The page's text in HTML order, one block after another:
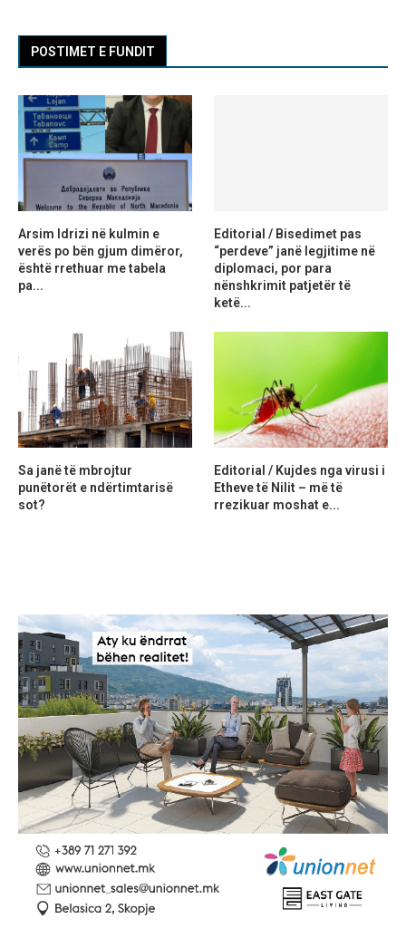
POSTIMET E FUNDIT
Arsim Idrizi në kulmin e
verës po bën gjum dimëror,
është rrethuar me tabela
pa...
Editorial / Bisedimet pas
“perdeve” janë legjitime në
diplomaci, por para
nënshkrimit patjetër të
ketë...
Sa janë të mbrojtur
punëtorët e ndërtimtarisë
sot?
Editorial / Kujdes nga virusi i
Etheve të Nilit – më të
rrezikuar moshat e...